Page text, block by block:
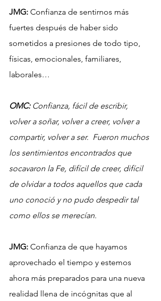
JMG: Confianza de sentirnos más
fuertes después de haber sido
sometidos a presiones de todo tipo,
físicas, emocionales, familiares,
laborales…
OMC: Confianza, fácil de escribir,
volver a soñar, volver a creer, volver a
compartir, volver a ser.  Fueron muchos
los sentimientos encontrados que
socavaron la Fe, difícil de creer, difícil
de olvidar a todos aquellos que cada
uno conoció y no pudo despedir tal
como ellos se merecían.
JMG: Confianza de que hayamos
aprovechado el tiempo y estemos
ahora más preparados para una nueva
realidad llena de incógnitas que al